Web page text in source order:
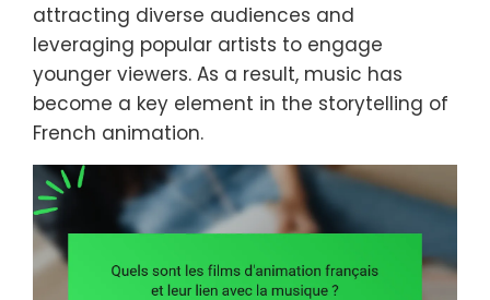
attracting diverse audiences and
leveraging popular artists to engage
younger viewers. As a result, music has
become a key element in the storytelling of
French animation.